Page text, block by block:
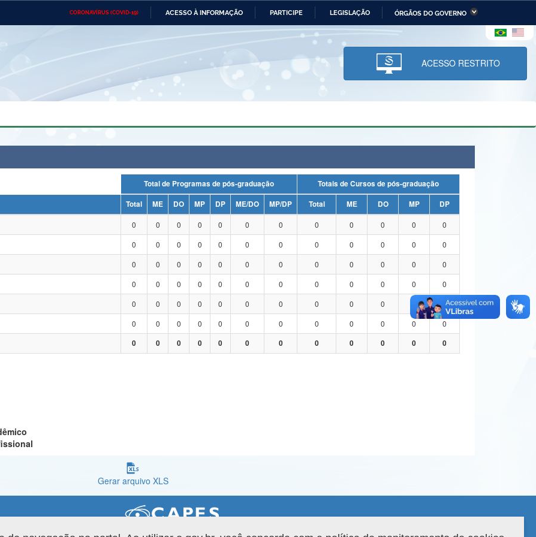
CORONAVÍRUS (COVID-19) ACESSO À INFORMAÇÃO PARTICIPE LEGISLAÇÃO ÓRGÃOS DO GOVERNO
Ministério das Relações Ministério da Economia Ministério da Infraestrutura
Ministério da Ciência,
Tecnologia, Inovações e
Comunicações
Ministério do Desenvolvimento
Regional e dos Direitos Humanos
Advocacia-Geral da União Banco Central do Brasil Planalto
ACESSO RESTRITO
Total de Programas de pós-graduação
Totais de Cursos de pós-graduação
Total ME DO MP DP ME/DO MP/DP Total ME DO MP
DP
0 0 0 0 0 0 0 0 0 0 0
0
0 0 0 0 0 0 0 0 0 0 0
0
0 0 0 0 0 0 0 0 0 0 0
0
0 0 0 0 0 0 0 0 0 0 0
0
0 0 0 0 0 0 0 0 0 0
0
0 0 0 0 0 0 0 0 0 0 0
0
0 0 0 0 0 0 0 0 0 0 0 0
Gerar arquivo XLS